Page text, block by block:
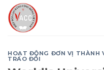
Skip
to
content
HOẠT ĐỘNG ĐƠN VỊ THÀNH
TRAO ĐỔI